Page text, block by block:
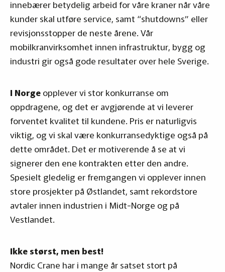
innebærer betydelig arbeid for våre kraner når våre
kunder skal utføre service, samt “shutdowns” eller
revisjonsstopper de neste årene. Vår
mobilkranvirksomhet innen infrastruktur, bygg og
industri gir også gode resultater over hele Sverige.
I Norge opplever vi stor konkurranse om
oppdragene, og det er avgjørende at vi leverer
forventet kvalitet til kundene. Pris er naturligvis
viktig, og vi skal være konkurransedyktige også på
dette området. Det er motiverende å se at vi
signerer den ene kontrakten etter den andre.
Spesielt gledelig er fremgangen vi opplever innen
store prosjekter på Østlandet, samt rekordstore
avtaler innen industrien i Midt-Norge og på
Vestlandet.
Ikke størst, men best!
Nordic Crane har i mange år satset stort på